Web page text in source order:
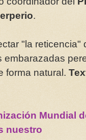
.
"la
embarazadas
forma natural.
Mundial
nuestro